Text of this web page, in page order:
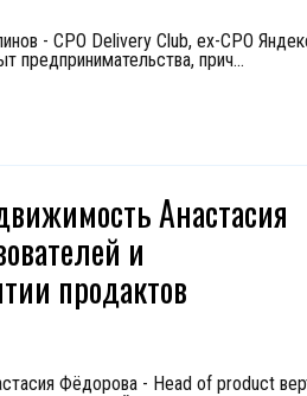
- CPO Delivery Club, ex-CPO
предпринимательства, прич...
Анастасия
и
продактов
Фёдорова - Head of product